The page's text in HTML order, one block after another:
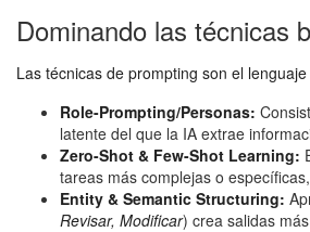
Dominando las técnicas
Las técnicas de prompting son el
Role-Prompting/Personas:
latente del que la IA extrae
Zero-Shot & Few-Shot Learning:
tareas más complejas o
Entity & Semantic Structuring:
Revisar, Modificar) crea salidas